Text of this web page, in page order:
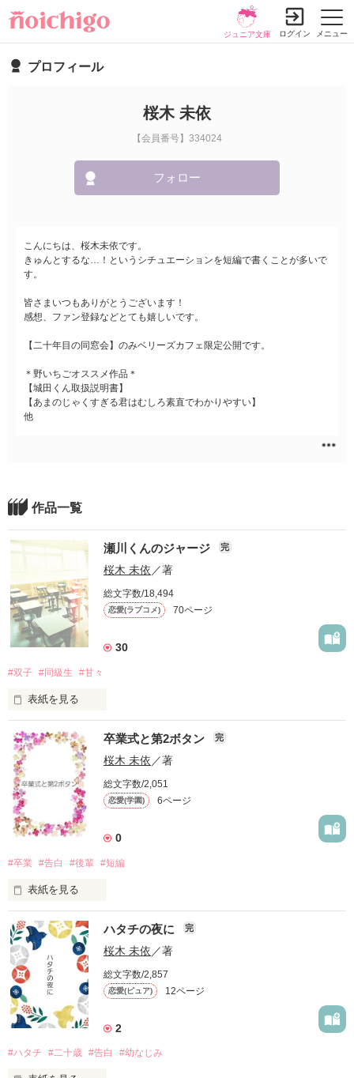
メニュー
ジュニア文庫 ログイン
プロフィール
桜木 未依
【会員番号】334024
フォロー
こんにちは、桜木未依です。
きゅんとするな…！というシチュエーションを短編で書くことが多いで
す。
皆さまいつもありがとうございます！
感想、ファン登録などとても嬉しいです。
【二十年目の同窓会】のみベリーズカフェ限定公開です。
＊野いちごオススメ作品＊
【城田くん取扱説明書】
【あまのじゃくすぎる君はむしろ素直でわかりやすい】
他
作品一覧
瀬川くんのジャージ 完
桜木 未依 ／著
総文字数/18,494
恋愛(ラブコメ) 70ページ
30
#双子 #同級生 #甘々
表紙を見る
高校の入学早々、私はやらかした。
入学式後の帰り道。
「…それ、着て？」
そんなとき、駅でジャージを肩にかけてくれた。
彼の、
卒業式と第2ボタン 完
桜木 未依 ／著
総文字数/2,051
恋愛(学園) 6ページ
0
#卒業 #告白 #後輩 #短編
表紙を見る
部活の先輩女子×後輩男子
卒業式と第2ボタンのお話
＊甘め短編です。
ハタチの夜に 完
桜木 未依 ／著
総文字数/2,857
恋愛(ピュア) 12ページ
2
#ハタチ #二十歳 #告白 #幼なじみ